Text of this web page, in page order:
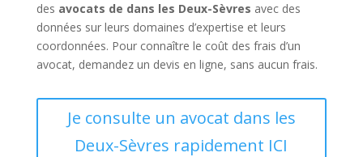
des avocats de dans les Deux-Sèvres avec des
données sur leurs domaines d’expertise et leurs
coordonnées. Pour connaître le coût des frais d’un
avocat, demandez un devis en ligne, sans aucun frais.
Je consulte un avocat dans les
Deux-Sèvres rapidement ICI